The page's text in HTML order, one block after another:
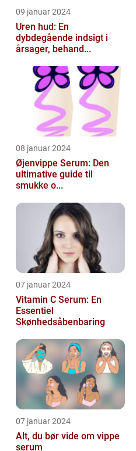
09 januar 2024
Uren hud: En
dybdegående indsigt i
årsager, behand...
08 januar 2024
Øjenvippe Serum: Den
ultimative guide til
smukke o...
07 januar 2024
Vitamin C Serum: En
Essentiel
Skønhedsåbenbaring
07 januar 2024
Alt, du bør vide om vippe
serum